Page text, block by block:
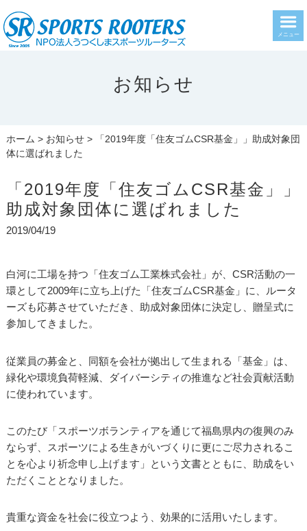
メニュー
お知らせ
ホーム > お知らせ> 「2019年度「住友ゴムCSR基金」」助成対象団
体に選ばれました
「2019年度「住友ゴムCSR基金」」
助成対象団体に選ばれました
2019/04/19
白河に工場を持つ「住友ゴム工業株式会社」が、CSR活動の一
環として2009年に立ち上げた「住友ゴムCSR基金」に、ルータ
ーズも応募させていただき、助成対象団体に決定し、贈呈式に
参加してきました。
従業員の募金と、同額を会社が拠出して生まれる「基金」は、
緑化や環境負荷軽減、ダイバーシティの推進など社会貢献活動
に使われています。
このたび「スポーツボランティアを通じて福島県内の復興のみ
ならず、スポーツによる生きがいづくりに更にご尽力されるこ
とを心より祈念申し上げます」という文書とともに、助成をい
ただくこととなりました。
貴重な資金を社会に役立つよう、効果的に活用いたします。